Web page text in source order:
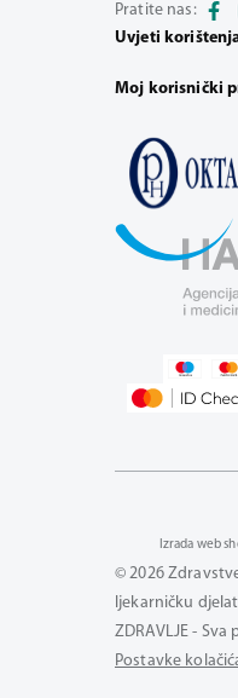
Pratite nas:
Uvjeti
Moj korisnički
© 2026
ljekarničku
ZDRAVLJE - Sva
Postavke
Izrada web